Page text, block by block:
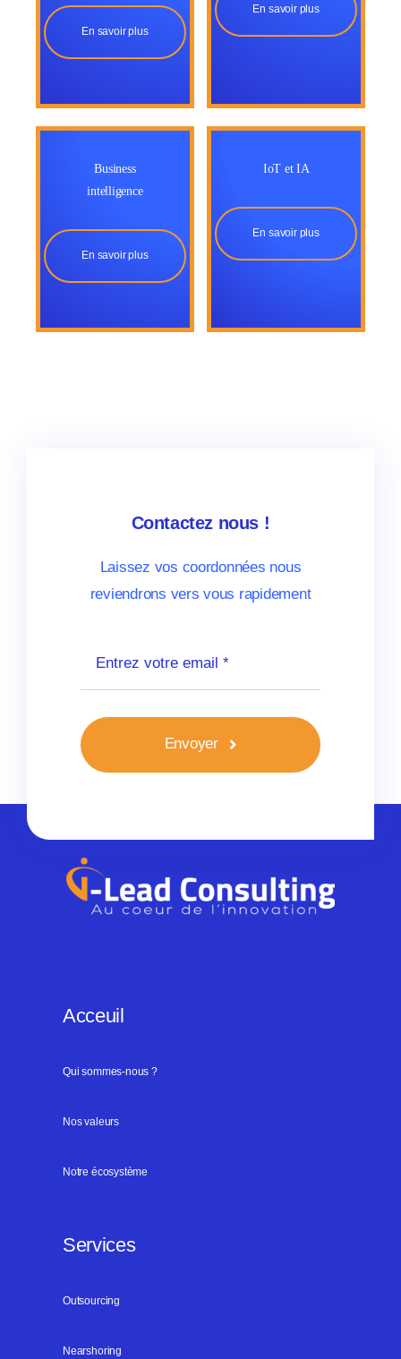
En savoir plus
En savoir plus
Business
intelligence
En savoir plus
IoT et IA
En savoir plus
Contactez nous !
Laissez vos coordonnées nous
reviendrons vers vous rapidement
Envoyer
Acceuil
Qui sommes-nous ?
Nos valeurs
Notre écosystème
Services
Outsourcing
Nearshoring